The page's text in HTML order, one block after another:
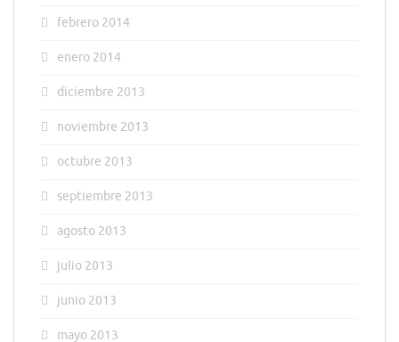
febrero 2014
enero 2014
diciembre 2013
noviembre 2013
octubre 2013
septiembre 2013
agosto 2013
julio 2013
junio 2013
mayo 2013